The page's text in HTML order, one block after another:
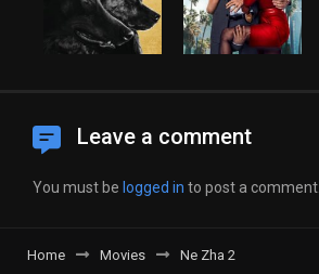
Leave a comment
You must be logged in to post a comment.
Home Movies Ne Zha 2